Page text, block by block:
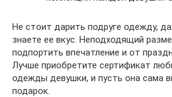
Не стоит дарить подруге одежду,
знаете ее вкус. Неподходящий
подпортить впечатление и от
Лучше приобретите сертификат
одежды девушки, и пусть она сама
подарок.